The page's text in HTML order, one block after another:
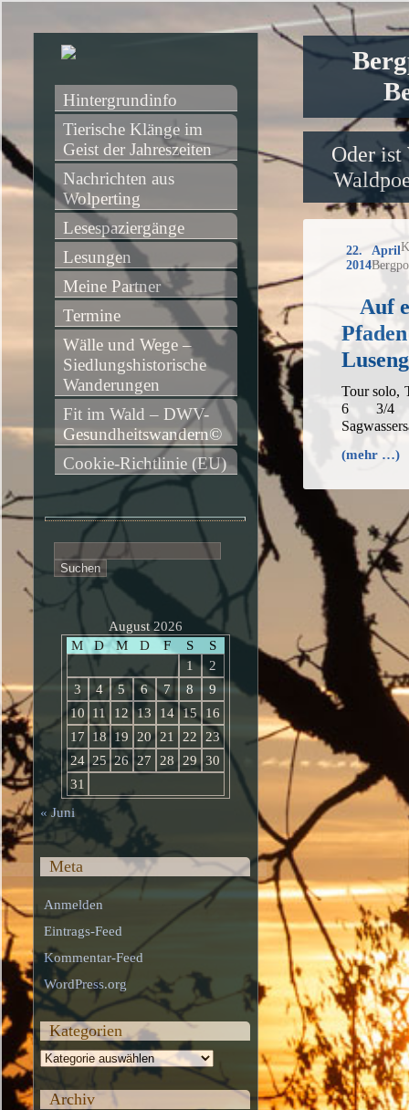
Oder ist
22. April
2014
Auf
Tour solo,
6 3/4
(mehr …)
Hintergrundinfo
Tierische Klänge im
Geist der Jahreszeiten
Nachrichten aus
Wolperting
Lesespaziergänge
Lesungen
Meine Partner
Termine
Wälle und Wege –
Siedlungshistorische
Wanderungen
Fit im Wald – DWV-
Gesundheitswandern©
Cookie-Richtlinie (EU)
nach:
August 2026
M
D M D F S
S
1
2
3
4 5 6 7 8
9
10
11 12 13 14 15
16
17
18 19 20 21 22
23
24 25 26 27 28 29
30
31
« Juni
Meta
Anmelden
Eintrags-Feed
Kommentar-Feed
WordPress.org
Kategorien
Kategorien
Archiv